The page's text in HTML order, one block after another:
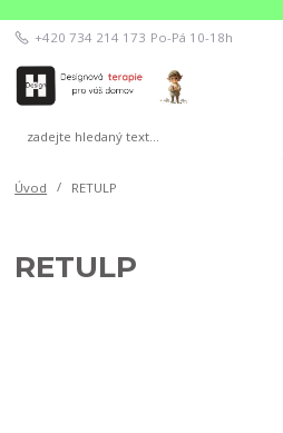
+420 734 214 173 Po-Pá 10-18h
Úvod RETULP
RETULP